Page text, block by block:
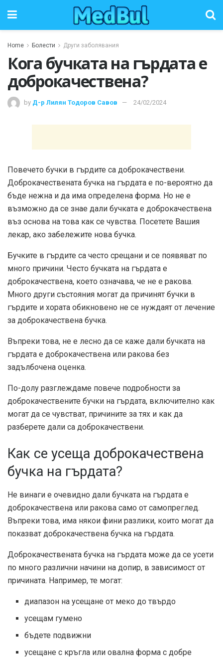
Home Болести Други заболявания
Кога бучката на гърдата е
доброкачествена?
by Д-р Лилян Тодоров Савов 24/02/2024
Повечето бучки в гърдите са доброкачествени.
Доброкачествената бучка на гърдата е по-вероятно да
бъде нежна и да има определена форма. Но не е
възможно да се знае дали бучката е доброкачествена
въз основа на това как се чувства. Посетете Вашия
лекар, ако забележите нова бучка.
Бучките в гърдите са често срещани и се появяват по
много причини. Често бучката на гърдата е
доброкачествена, което означава, че не е ракова.
Много други състояния могат да причинят бучки в
гърдите и хората обикновено не се нуждаят от лечение
за доброкачествена бучка.
Въпреки това, не е лесно да се каже дали бучката на
гърдата е доброкачествена или ракова без
задълбочена оценка.
По-долу разглеждаме повече подробности за
доброкачествените бучки на гърдата, включително как
могат да се чувстват, причините за тях и как да
разберете дали са доброкачествени.
Как се усеща доброкачествена
бучка на гърдата?
Не винаги е очевидно дали бучката на гърдата е
доброкачествена или ракова само от самопреглед.
Въпреки това, има някои фини разлики, които могат да
показват доброкачествена бучка на гърдата.
Доброкачествената бучка на гърдата може да се усети
по много различни начини на допир, в зависимост от
причината. Например, те могат:
диапазон на усещане от меко до твърдо
усещам гумено
бъдете подвижни
усещане с кръгла или овална форма с добре